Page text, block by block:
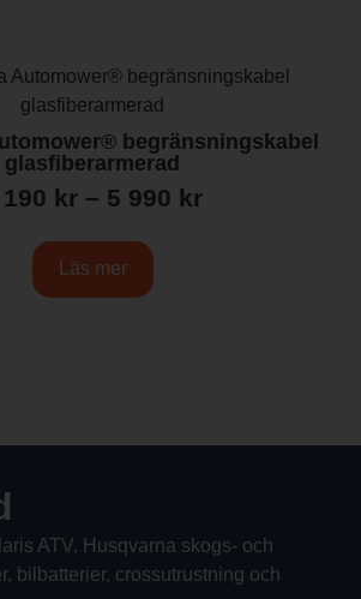
begränsningskabel
glasfiberarmerad
kr – 5 990 kr
Läs mer
ATV, Husqvarna skogs- och
bilbatterier, crossutrustning och